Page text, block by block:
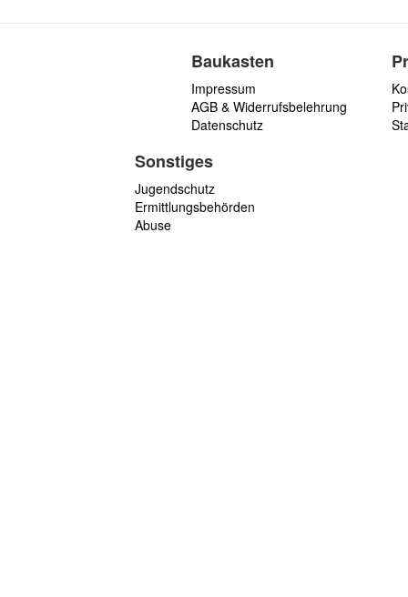
Baukasten
Impressum
AGB & Widerrufsbelehrung
Datenschutz
Sonstiges
Jugendschutz
Ermittlungsbehörden
Abuse